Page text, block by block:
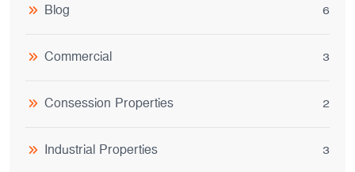
Blog 6
Commercial 3
Consession Properties 2
Industrial Properties 3